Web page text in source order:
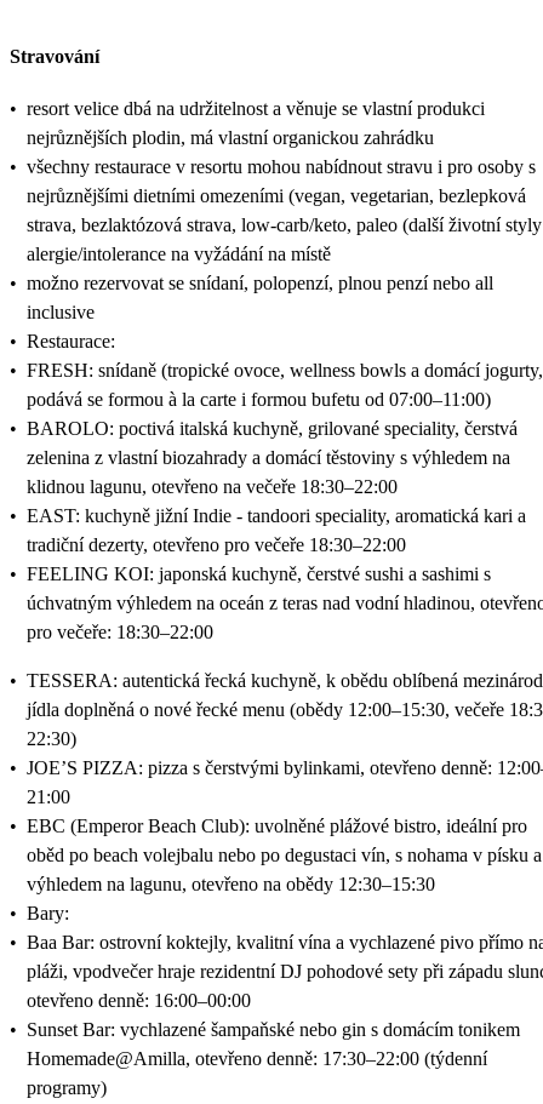
Stravování
• resort velice dbá na udržitelnost a věnuje se vlastní produkci
nejrůznějších plodin, má vlastní organickou zahrádku
• všechny restaurace v resortu mohou nabídnout stravu i pro osoby s
nejrůznějšími dietními omezeními (vegan, vegetarian, bezlepková
strava, bezlaktózová strava, low-carb/keto, paleo (další životní
alergie/intolerance na vyžádání na místě
• možno rezervovat se snídaní, polopenzí, plnou penzí nebo all
inclusive
• Restaurace:
• FRESH: snídaně (tropické ovoce, wellness bowls a domácí jogurty,
podává se formou à la carte i formou bufetu od 07:00–11:00)
• BAROLO: poctivá italská kuchyně, grilované speciality, čerstvá
zelenina z vlastní biozahrady a domácí těstoviny s výhledem na
klidnou lagunu, otevřeno na večeře 18:30–22:00
• EAST: kuchyně jižní Indie - tandoori speciality, aromatická kari a
tradiční dezerty, otevřeno pro večeře 18:30–22:00
• FEELING KOI: japonská kuchyně, čerstvé sushi a sashimi s
úchvatným výhledem na oceán z teras nad vodní hladinou,
pro večeře: 18:30–22:00
• TESSERA: autentická řecká kuchyně, k obědu oblíbená
jídla doplněná o nové řecké menu (obědy 12:00–15:30, večeře
22:30)
• JOE’S PIZZA: pizza s čerstvými bylinkami, otevřeno denně:
21:00
• EBC (Emperor Beach Club): uvolněné plážové bistro, ideální pro
oběd po beach volejbalu nebo po degustaci vín, s nohama v písku a
výhledem na lagunu, otevřeno na obědy 12:30–15:30
• Bary:
• Baa Bar: ostrovní koktejly, kvalitní vína a vychlazené pivo přímo
pláži, vpodvečer hraje rezidentní DJ pohodové sety při západu
otevřeno denně: 16:00–00:00
• Sunset Bar: vychlazené šampaňské nebo gin s domácím tonikem
Homemade@Amilla, otevřeno denně: 17:30–22:00 (týdenní
programy)